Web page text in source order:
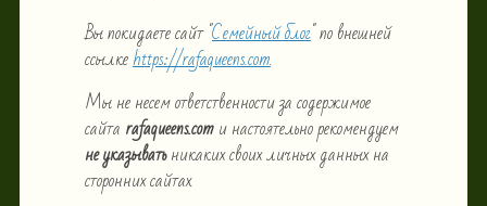
Вы покидаете сайт "Семейный блог" по внешней
ссылкеhttps://rafaqueens.com.
Мы не несем ответственности за содержимое
сайтаrafaqueens.comи настоятельно рекомендуем
не указыватьникаких своих личных данных на
сторонних сайтах.